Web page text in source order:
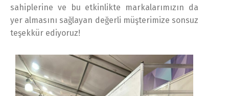
sahiplerine ve bu etkinlikte markalarımızın da
yer almasını sağlayan değerli müşterimize sonsuz
teşekkür ediyoruz!